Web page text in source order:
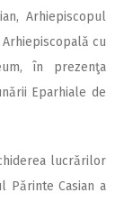
Arhiepiscopul
cu
în prezenţa
Eparhiale de
lucrărilor
Părinte Casian a